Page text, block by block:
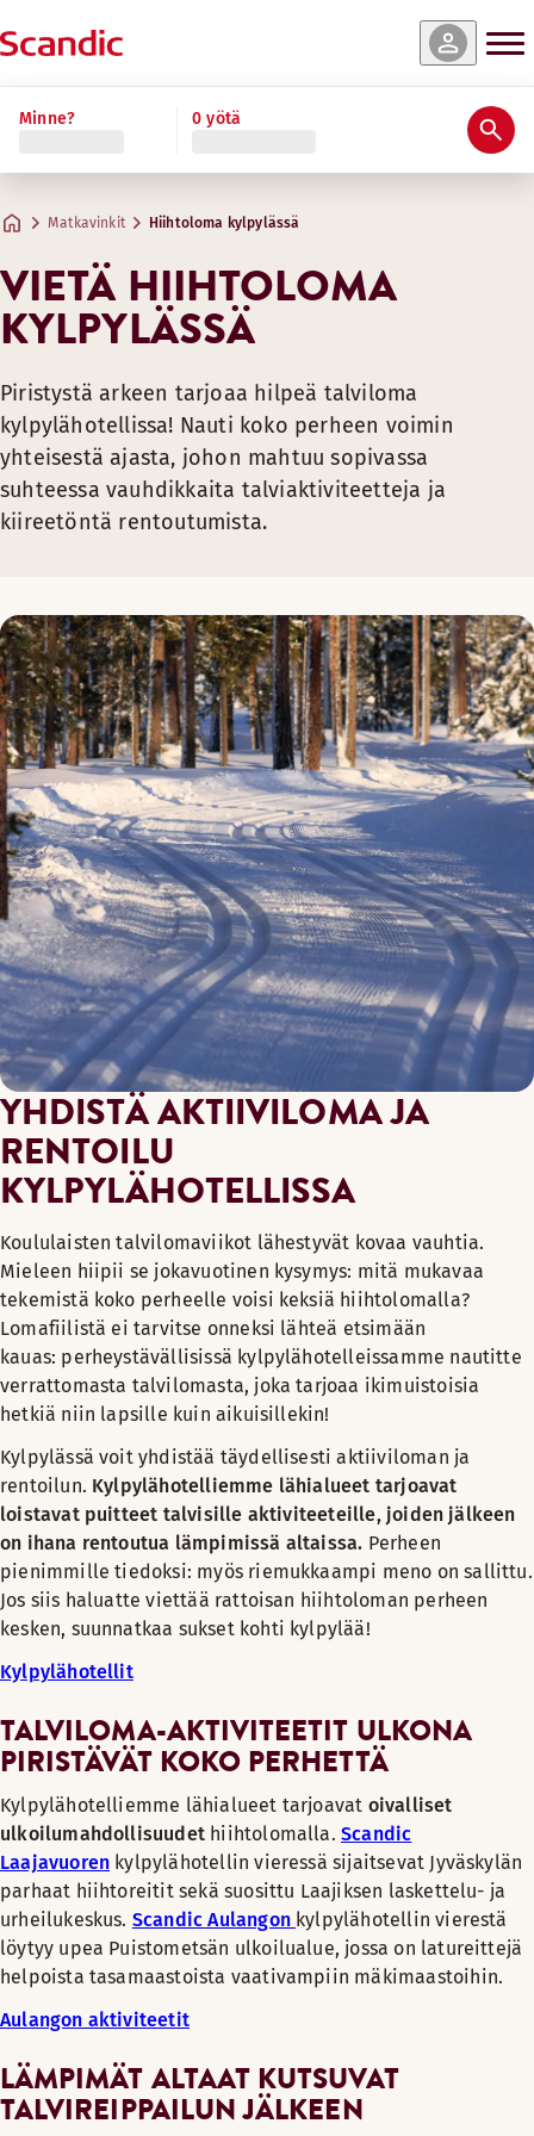
Minne? 0 yötä
Matkavinkit Hiihtoloma kylpylässä
VIETÄ HIIHTOLOMA
KYLPYLÄSSÄ
Piristystä arkeen tarjoaa hilpeä talviloma
kylpylähotellissa! Nauti koko perheen voimin
yhteisestä ajasta, johon mahtuu sopivassa
suhteessa vauhdikkaita talviaktiviteetteja ja
kiireetöntä rentoutumista.
YHDISTÄ AKTIIVILOMA JA
RENTOILU
KYLPYLÄHOTELLISSA
Koululaisten talvilomaviikot lähestyvät kovaa vauhtia.
Mieleen hiipii se jokavuotinen kysymys: mitä mukavaa
tekemistä koko perheelle voisi keksiä hiihtolomalla?
Lomafiilistä ei tarvitse onneksi lähteä etsimään
kauas: perheystävällisissä kylpylähotelleissamme nautitte
verrattomasta talvilomasta, joka tarjoaa ikimuistoisia
hetkiä niin lapsille kuin aikuisillekin!
Kylpylässä voit yhdistää täydellisesti aktiiviloman ja
rentoilun. Kylpylähotelliemme lähialueet tarjoavat
loistavat puitteet talvisille aktiviteeteille, joiden jälkeen
on ihana rentoutua lämpimissä altaissa. Perheen
pienimmille tiedoksi: myös riemukkaampi meno on sallittu.
Jos siis haluatte viettää rattoisan hiihtoloman perheen
kesken, suunnatkaa sukset kohti kylpylää!
Kylpylähotellit
TALVILOMA-AKTIVITEETIT ULKONA
PIRISTÄVÄT KOKO PERHETTÄ
Kylpylähotelliemme lähialueet tarjoavat oivalliset
ulkoilumahdollisuudet hiihtolomalla.Scandic
Laajavuoren kylpylähotellin vieressä sijaitsevat Jyväskylän
parhaat hiihtoreitit sekä suosittu Laajiksen laskettelu- ja
urheilukeskus. Scandic Aulangon kylpylähotellin vierestä
löytyy upea Puistometsän ulkoilualue, jossa on latureittejä
helpoista tasamaastoista vaativampiin mäkimaastoihin.
Aulangon aktiviteetit
LÄMPIMÄT ALTAAT KUTSUVAT
TALVIREIPPAILUN JÄLKEEN